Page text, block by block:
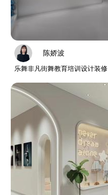
陈娇波
乐舞非凡街舞教育培训设计装修